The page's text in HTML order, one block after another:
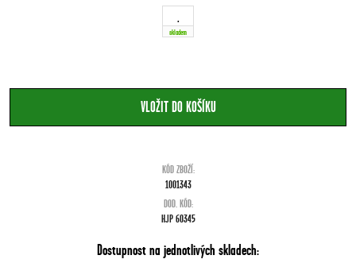
.
skladem
KÓD ZBOŽÍ:
1001343
DOD. KÓD:
HJP 60345
Dostupnost na jednotlivých skladech: